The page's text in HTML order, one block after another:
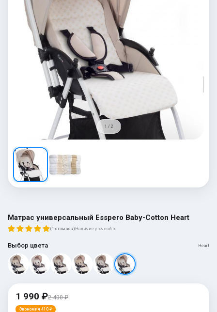
1 / 2
Матрас универсальный Esspero Baby-Cotton Heart
(1 отзывов) Наличие уточняйте
Выбор цвета Heart
1 990 ₽2 400 ₽
Экономия 410 ₽